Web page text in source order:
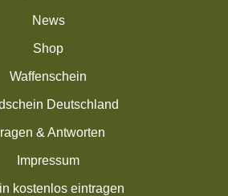
News
Shop
Waffenschein
Deutschland
& Antworten
Impressum
kostenlos eintragen